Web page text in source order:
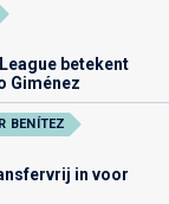
betekent
Giménez
BENÍTEZ
in voor